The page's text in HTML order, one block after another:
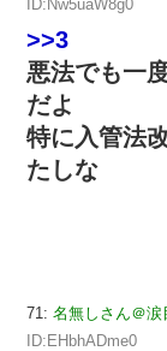
ID:Nw5uaW8g0
>>3
悪法でも一
だよ
特に入管法
たしな
71: 名無しさん＠
ID:EHbhADme0